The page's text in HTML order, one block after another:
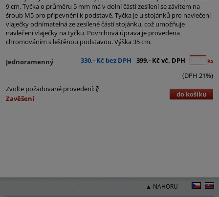
9 cm. Tyčka o průměru 5 mm má v dolní části zesílení se závitem na
šroub M5 pro připevnění k podstavě. Tyčka je u stojánků pro navlečení
vlaječky odnímatelná ze zesílené části stojánku, což umožňuje
navlečení vlaječky na tyčku. Povrchová úprava je provedena
chromováním s leštěnou podstavou. Výška 35 cm.
Jednoramenný 330,- Kč bez DPH 399,- Kč vč. DPH ks
(DPH 21%)
Zvolte požadované provedení:
Zavěšení
do košíku
▲ NAHORU